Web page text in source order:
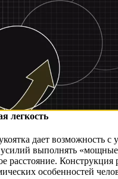
легкость
дает возможность с
выполнять
расстояние. Конструкция
особенностей